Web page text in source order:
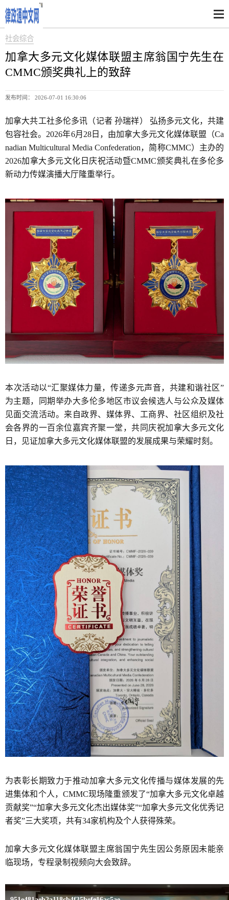
社会综合
加拿大多元文化媒体联盟主席翁国宁先生在
CMMC颁奖典礼上的致辞
发布时间： 2026-07-01 16:30:06
加拿大共工社多伦多讯（记者 孙瑞祥） 弘扬多元文化，共建
包容社会。2026年6月28日，由加拿大多元文化媒体联盟（Ca
nadian Multicultural Media Confederation，简称CMMC）主办的
2026加拿大多元文化日庆祝活动暨CMMC颁奖典礼在多伦多
新动力传媒演播大厅隆重举行。
本次活动以“汇聚媒体力量，传递多元声音，共建和谐社区”
为主题，同期举办大多伦多地区市议会候选人与公众及媒体
见面交流活动。来自政界、媒体界、工商界、社区组织及社
会各界的一百余位嘉宾齐聚一堂，共同庆祝加拿大多元文化
日，见证加拿大多元文化媒体联盟的发展成果与荣耀时刻。
为表彰长期致力于推动加拿大多元文化传播与媒体发展的先
进集体和个人，CMMC现场隆重颁发了“加拿大多元文化卓越
贡献奖”“加拿大多元文化杰出媒体奖”“加拿大多元文化优秀记
者奖”三大奖项，共有34家机构及个人获得殊荣。
加拿大多元文化媒体联盟主席翁国宁先生因公务原因未能亲
临现场，专程录制视频向大会致辞。